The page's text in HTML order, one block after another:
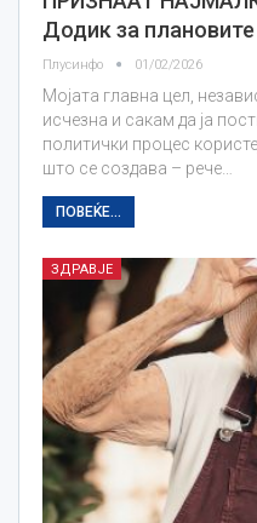
Додик за
Плусинфо 01/02/2026
Мојата главна цел,
исчезна и сакам да ја
политички процес
што се создава – рече…
ПОВЕЌЕ...
ЗДРАВЈЕ